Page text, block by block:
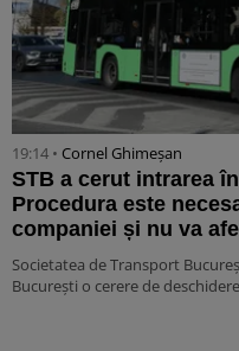
19:14 • Cornel Ghimeșan
STB a cerut intrarea
Procedura este
companiei și nu va
Societatea de Transport
București o cerere de